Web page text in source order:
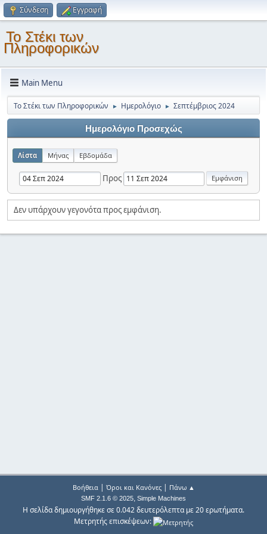
Σύνδεση Εγγραφή
Το Στέκι των
Πληροφορικών
Main Menu
Το Στέκι των Πληροφορικών ► Ημερολόγιο ► Σεπτέμβριος 2024
Ημερολόγιο Προσεχώς
Λίστα Μήνας Εβδομάδα
Προς
Δεν υπάρχουν γεγονότα προς εμφάνιση.
Βοήθεια| Όροι και Κανόνες| Πάνω ▲
SMF 2.1.6 © 2025, Simple Machines
Η σελίδα δημιουργήθηκε σε 0.042 δευτερόλεπτα με 20 ερωτήματα.
Μετρητής επισκέψεων: